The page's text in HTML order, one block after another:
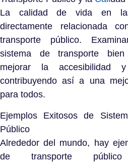
La calidad de vida en
directamente relacionada
transporte público.
sistema de transporte
mejorar la accesibilidad
contribuyendo así a una
para todos.
Ejemplos Exitosos de
Público
Alrededor del mundo, hay
de transporte público